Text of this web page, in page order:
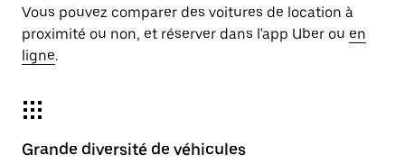
Vous pouvez comparer des voitures de location à
proximité ou non, et réserver dans l'app Uber ou en
ligne.
Grande diversité de véhicules